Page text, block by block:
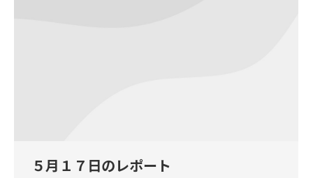
５月１７日のレポート